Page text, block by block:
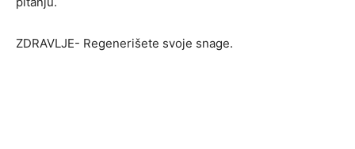
ZDRAVLJE- Regenerišete svoje snage.